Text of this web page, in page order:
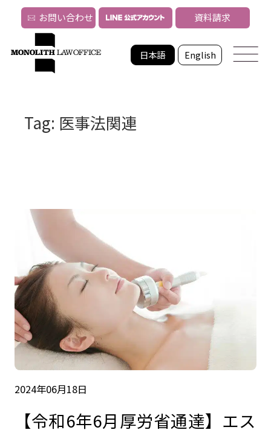
日本語 English
お問い合わせ 資料請求
Tag: 医事法関連
2024年06月18日
【令和6年6月厚労省通達】エス